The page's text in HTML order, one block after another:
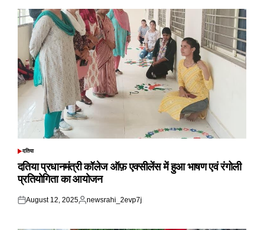
POSTED
दतिया
दतिया प्रधानमंत्री कॉलेज ऑफ़ एक्सीलेंस में हुआ भाषण एवं रंगोली
प्रतियोगिता का आयोजन
Posted
August 12, 2025
Posted
newsrahi_2evp7j